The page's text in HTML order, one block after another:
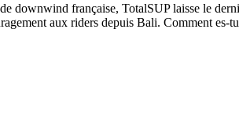
downwind française, TotalSUP laisse le
aux riders depuis Bali. Comment